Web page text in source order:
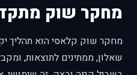
מחקר שוק
מחקר שוק קלאסי הוא תהליך
שאלון, ממתינים לתוצאות,